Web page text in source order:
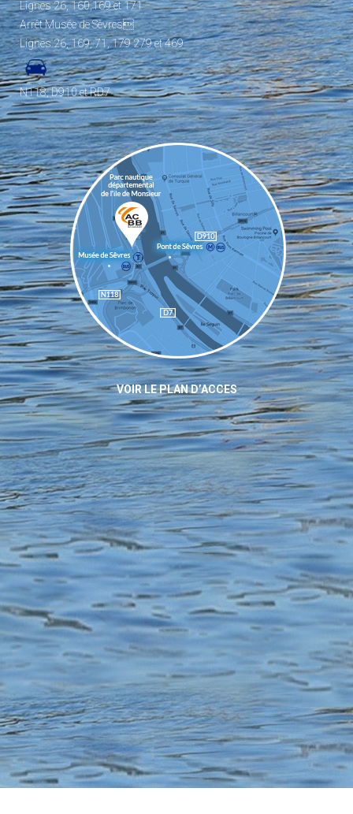
Lignes 26, 160,169 et 171
Arrêt Musée de Sèvres
Lignes 26, 169, 71, 179 279 et 469
N118, D910 et RD7
VOIR LE PLAN D’ACCES